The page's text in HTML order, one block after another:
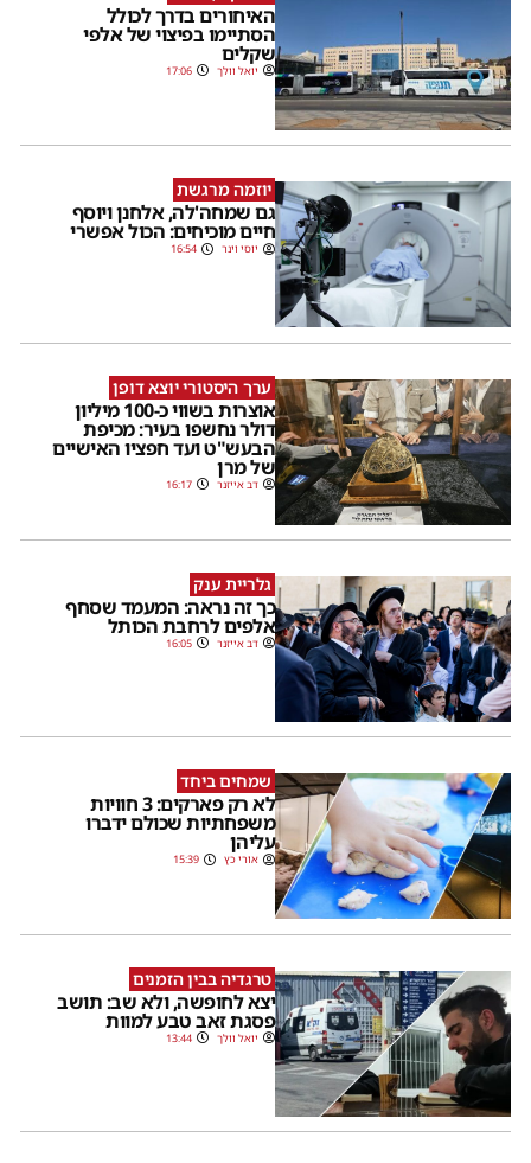
האיחורים בדרך לכולל
הסתיימו בפיצוי של אלפי
שקלים
יואל וולך 17:06
יוזמה מרגשת
גם שמחה'לה, אלחנן ויוסף
חיים מוכיחים: הכול אפשרי
יוסי וינר 16:54
ערך היסטורי יוצא דופן
אוצרות בשווי כ-100 מיליון
דולר נחשפו בעיר: מכיפת
הבעש"ט ועד חפציו האישיים
של מרן
דב אייזנר 16:17
גלריית ענק
כך זה נראה: המעמד שסחף
אלפים לרחבת הכותל
דב אייזנר 16:05
שמחים ביחד
לא רק פארקים: 3 חוויות
משפחתיות שכולם ידברו
עליהן
אורי כץ 15:39
טרגדיה בבין הזמנים
יצא לחופשה, ולא שב: תושב
פסגת זאב טבע למוות
יואל וולך 13:44